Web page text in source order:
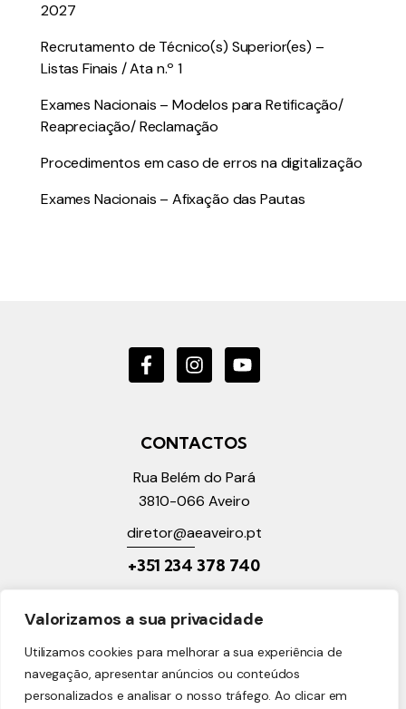
Valorizamos a sua privacidade
Utilizamos cookies para melhorar a sua experiência de
navegação, apresentar anúncios ou conteúdos
personalizados e analisar o nosso tráfego. Ao clicar em
2027
Recrutamento de Técnico(s) Superior(es) –
Listas Finais / Ata n.º 1
Exames Nacionais – Modelos para Retificação/
Reapreciação/ Reclamação
Procedimentos em caso de erros na digitalização
Exames Nacionais – Afixação das Pautas
CONTACTOS
Rua Belém do Pará
3810-066 Aveiro
diretor@aeaveiro.pt
+351 234 378 740
LINKS ÚTEIS
Política de Privacidade
Política de Cookies
Reclamações Online